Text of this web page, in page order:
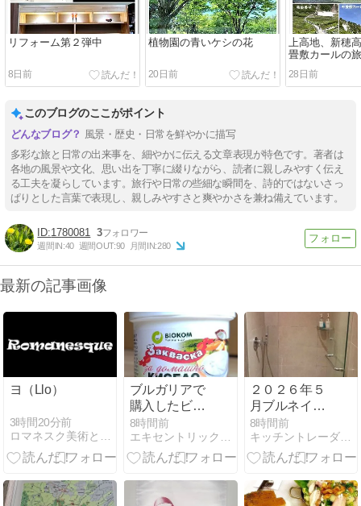
リフォーム第２弾中
8日前
植物園の青いケシの花
20日前
上高地、新穂
畳敷カールの
28日前
このブログのここがポイント
風景・歴史・日常を鮮やかに描写
多彩な旅と日常の出来事を、細やかに伝える文章表現が特色です。著者は
各地の風景や文化、思い出を丁寧に綴りながら、読者に親しみやすく伝え
る工夫を凝らしています。旅行や日常の些細な瞬間を、詩的ではないさっ
ぱりとした言葉で表現し、親しみやすさと爽やかさを兼ね備えています。
1780081 3
週間IN:40 週間OUT:90 月間IN:280
最新の記事画像
ヨ（Llo）
3時間20分前
ブルガリアで
購入したビオ
コムのヨーグ
ルト種菌
8時間前
２０２６年５
月ブルネイ旅
行最終回
8時間前
キッチントレーダーさやた